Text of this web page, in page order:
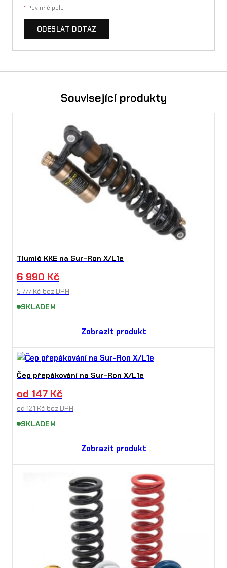
* Povinné pole
ODESLAT DOTAZ
Související produkty
Tlumič KKE na Sur-Ron X/L1e
6 990 Kč
5 777 Kč bez DPH
SKLADEM
Zobrazit produkt
Čep přepákování na Sur-Ron X/L1e
od 147 Kč
od 121 Kč bez DPH
SKLADEM
Zobrazit produkt